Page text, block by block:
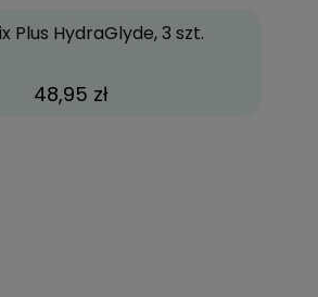
Plus HydraGlyde, 3 szt.
48,95 zł